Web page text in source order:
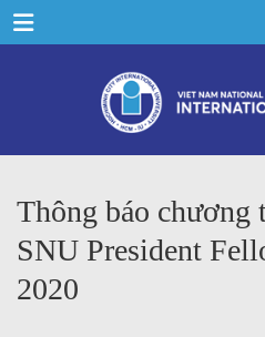
Menu
Thông báo chương
SNU President
2020